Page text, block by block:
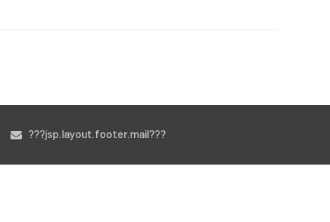
???jsp.layout.footer.mail???